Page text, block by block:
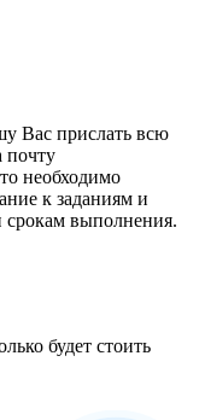
Вас прислать всю
необходимо
к заданиям и
выполнения.
будет стоить